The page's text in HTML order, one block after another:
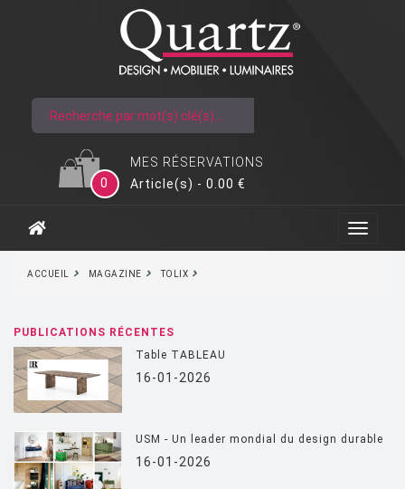
MES RÉSERVATIONS
0
Article(s) - 0.00 €
ACCUEIL MAGAZINE TOLIX
PUBLICATIONS RÉCENTES
Table TABLEAU
16-01-2026
USM - Un leader mondial du design durable
16-01-2026